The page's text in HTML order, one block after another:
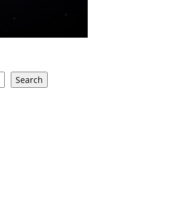
Search